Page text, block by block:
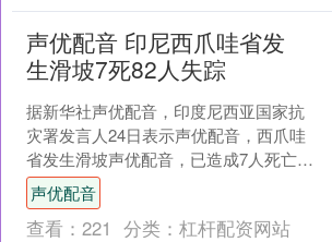
声优配音 印尼西爪哇省发
生滑坡7死82人失踪
据新华社声优配音，印度尼西亚国家抗
灾署发言人24日表示声优配音，西爪哇
省发生滑坡声优配音，已造成7人死亡、
82人失踪。 举报 相关阅读 新疆乌鲁木齐
市达坂城区发....
声优配音
查看： 221 分类： 杠杆配资网站